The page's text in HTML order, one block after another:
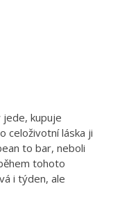
jede, kupuje
celoživotní láska ji
to bar, neboli
tohoto
i týden, ale